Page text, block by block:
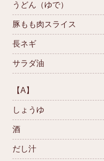
うどん（ゆで）
豚もも肉スライス
長ネギ
サラダ油
【A】
しょうゆ
酒
だし汁